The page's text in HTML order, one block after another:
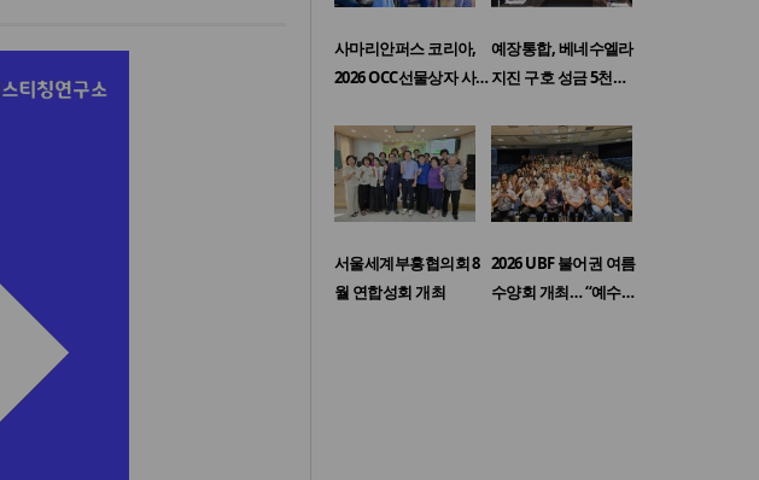
사마리안퍼스 코리아,
2026 OCC선물상자 사…
예장통합, 베네수엘라
지진 구호 성금 5천…
서울세계부흥협의회 8
월 연합성회 개최
2026 UBF 불어권 여름
수양회 개최… “예수…